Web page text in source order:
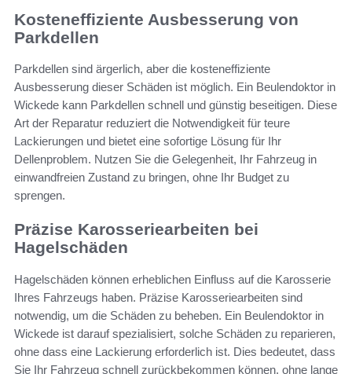
Kosteneffiziente Ausbesserung von
Parkdellen
Parkdellen sind ärgerlich, aber die kosteneffiziente
Ausbesserung dieser Schäden ist möglich. Ein Beulendoktor in
Wickede kann Parkdellen schnell und günstig beseitigen. Diese
Art der Reparatur reduziert die Notwendigkeit für teure
Lackierungen und bietet eine sofortige Lösung für Ihr
Dellenproblem. Nutzen Sie die Gelegenheit, Ihr Fahrzeug in
einwandfreien Zustand zu bringen, ohne Ihr Budget zu
sprengen.
Präzise Karosseriearbeiten bei
Hagelschäden
Hagelschäden können erheblichen Einfluss auf die Karosserie
Ihres Fahrzeugs haben. Präzise Karosseriearbeiten sind
notwendig, um die Schäden zu beheben. Ein Beulendoktor in
Wickede ist darauf spezialisiert, solche Schäden zu reparieren,
ohne dass eine Lackierung erforderlich ist. Dies bedeutet, dass
Sie Ihr Fahrzeug schnell zurückbekommen können, ohne lange